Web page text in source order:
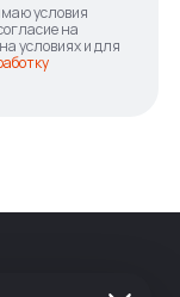
условия
на
условиях и для